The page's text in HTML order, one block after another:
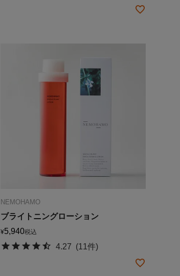
NEMOHAMO
ブライトニングローション
¥5,940税込
4.27 (11件)